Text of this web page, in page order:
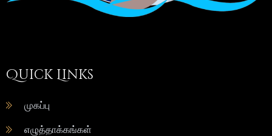
Quick Links
முகப்பு
எழுத்தாக்கங்கள்